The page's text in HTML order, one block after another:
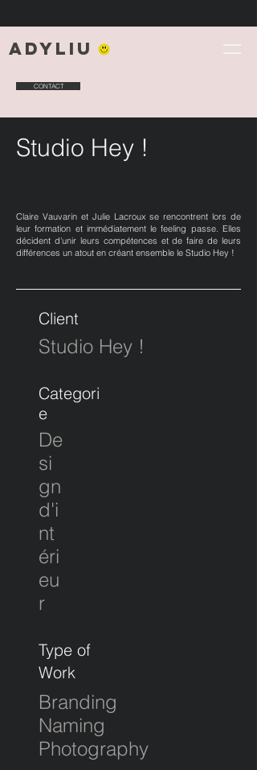
Adyliu
CONTACT
Studio Hey !
Claire Vauvarin et Julie Lacroux se rencontrent lors de
leur formation et immédiatement le feeling passe. Elles
décident d'unir leurs compétences et de faire de leurs
différences un atout en créant ensemble le Studio Hey !
Client
Studio Hey !
Categori
e
De
si
gn
d'i
nt
éri
eu
r
Type of
Work
Branding
Naming
Photography